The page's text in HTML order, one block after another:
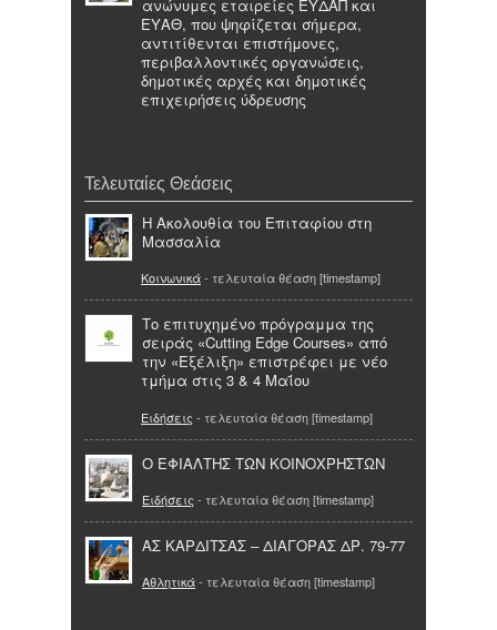
ανώνυμες εταιρείες ΕΥΔΑΠ και
ΕΥΑΘ, που ψηφίζεται σήμερα,
αντιτίθενται επιστήμονες,
περιβαλλοντικές οργανώσεις,
δημοτικές αρχές και δημοτικές
επιχειρήσεις ύδρευσης
Τελευταίες Θεάσεις
Η Ακολουθία του Επιταφίου στη
Μασσαλία
Κοινωνικά- τελευταία θέαση [timestamp]
Το επιτυχημένο πρόγραμμα της
σειράς «Cutting Edge Courses» από
την «Εξέλιξη» επιστρέφει με νέο
τμήμα στις 3 & 4 Μαΐου
Ειδήσεις - τελευταία θέαση [timestamp]
Ο ΕΦΙΑΛΤΗΣ ΤΩΝ ΚΟΙΝΟΧΡΗΣΤΩΝ
Ειδήσεις - τελευταία θέαση [timestamp]
ΑΣ ΚΑΡΔΙΤΣΑΣ – ΔΙΑΓΟΡΑΣ ΔΡ. 79-77
Αθλητικά- τελευταία θέαση [timestamp]